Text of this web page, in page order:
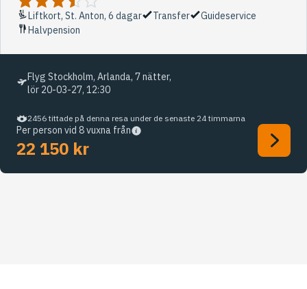
Liftkort, St. Anton, 6 dagar Transfer
Guideservice
Halvpension
Flyg Stockholm, Arlanda, 7 nätter,
lör 20-03-27, 12:30
2456 tittade på denna resa under de senaste 24 timmarna
Per person vid 8 vuxna från
22 150 kr